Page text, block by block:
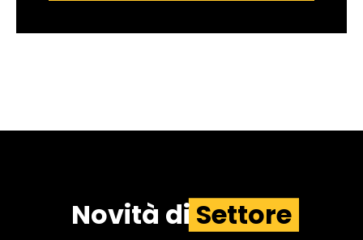
Novità di Settore